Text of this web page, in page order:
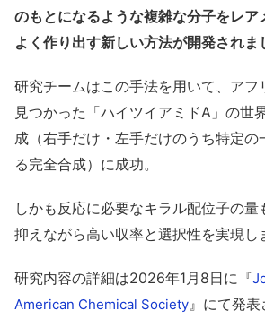
のもとになるような複雑な分子をレア
よく作り出す新しい方法が開発されま
研究チームはこの手法を用いて、アフ
見つかった「ハイツイアミドA」の世
成（右手だけ・左手だけのうち特定の
る完全合成）に成功。
しかも反応に必要なキラル配位子の量
抑えながら高い収率と選択性を実現し
研究内容の詳細は2026年1月8日に『
American Chemical Society』にて発表